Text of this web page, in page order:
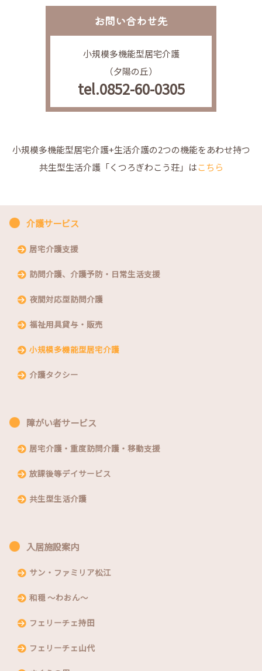
お問い合わせ先
小規模多機能型居宅介護
（夕陽の丘）
tel.0852-60-0305
小規模多機能型居宅介護+生活介護の2つの機能をあわせ持つ
共生型生活介護「くつろぎわこう荘」はこちら
介護サービス
居宅介護支援
訪問介護、介護予防・日常生活支援
夜間対応型訪問介護
福祉用具貸与・販売
小規模多機能型居宅介護
介護タクシー
障がい者サービス
居宅介護・重度訪問介護・移動支援
放課後等デイサービス
共生型生活介護
入居施設案内
サン・ファミリア松江
和穏 〜わおん〜
フェリーチェ持田
フェリーチェ山代